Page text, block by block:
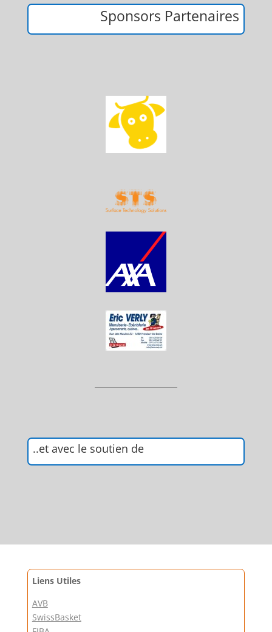
Sponsors Partenaires
..et avec le soutien de
Liens Utiles
AVB
SwissBasket